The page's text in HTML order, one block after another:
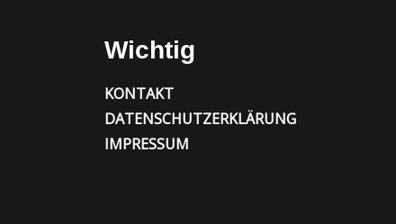
Wichtig
KONTAKT
DATENSCHUTZERKLÄRUNG
IMPRESSUM